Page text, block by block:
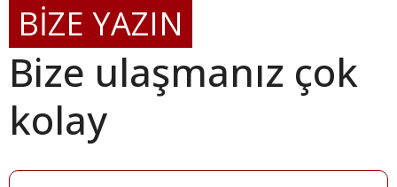
BİZE YAZIN
Bize ulaşmanız çok
kolay